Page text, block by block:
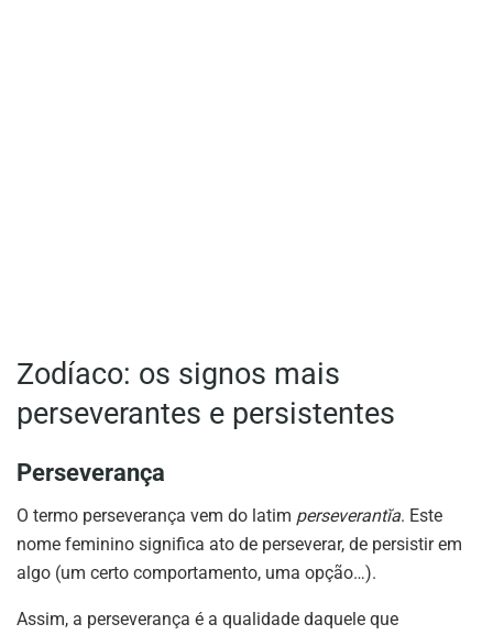
Zodíaco: os signos mais
perseverantes e persistentes
Perseverança
O termo perseverança vem do latim perseverantĭa. Este
nome feminino significa ato de perseverar, de persistir em
algo (um certo comportamento, uma opção…).
Assim, a perseverança é a qualidade daquele que